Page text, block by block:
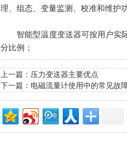
理、组态、变量监测、校准和维护
智能型温度变送器可按用户实际
分比例；
上一篇： 压力变送器主要优点
下一篇： 电磁流量计使用中的常见故